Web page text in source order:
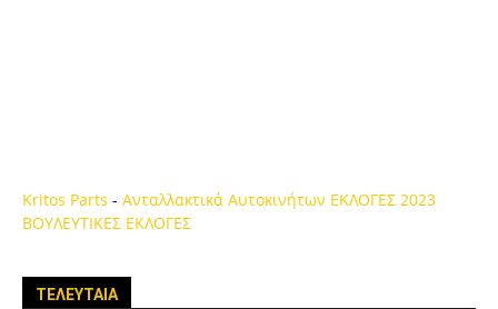
Kritos Parts - Ανταλλακτικά Αυτοκινήτων ΕΚΛΟΓΕΣ 2023
ΒΟΥΛΕΥΤΙΚΕΣ ΕΚΛΟΓΕΣ
ΤΕΛΕΥΤΑΙΑ